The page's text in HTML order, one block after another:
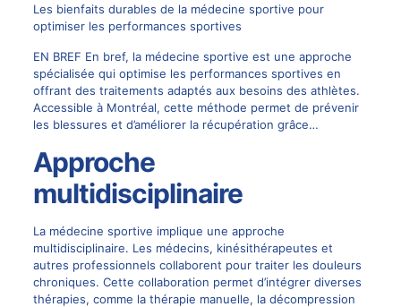
Les bienfaits durables de la médecine sportive pour
optimiser les performances sportives
EN BREF En bref, la médecine sportive est une approche
spécialisée qui optimise les performances sportives en
offrant des traitements adaptés aux besoins des athlètes.
Accessible à Montréal, cette méthode permet de prévenir
les blessures et d’améliorer la récupération grâce…
Approche
multidisciplinaire
La médecine sportive implique une approche
multidisciplinaire. Les médecins, kinésithérapeutes et
autres professionnels collaborent pour traiter les douleurs
chroniques. Cette collaboration permet d’intégrer diverses
thérapies, comme la thérapie manuelle, la décompression